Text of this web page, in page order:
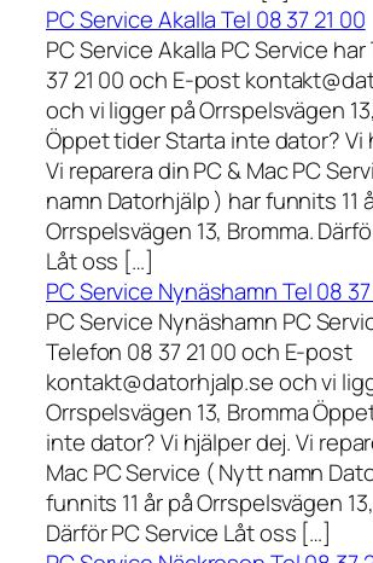
PC Service Akalla Tel 08 37 21 00
PC Service Akalla PC Service
37 21 00 och E-post
och vi ligger på Orrspelsvägen
Öppet tider Starta inte dator? Vi
Vi reparera din PC & Mac PC
namn Datorhjälp ) har funnits 11
Orrspelsvägen 13, Bromma.
Låt oss […]
PC Service Nynäshamn Tel 08 37
PC Service Nynäshamn PC
Telefon 08 37 21 00 och E-post
kontakt@datorhjalp.se och vi
Orrspelsvägen 13, Bromma
inte dator? Vi hjälper dej. Vi
Mac PC Service ( Nytt namn
funnits 11 år på Orrspelsvägen
Därför PC Service Låt oss […]